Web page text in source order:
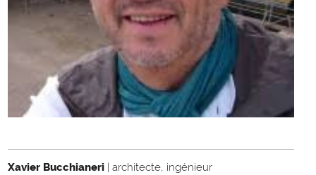
Xavier Bucchianeri
| architecte, ingénieur